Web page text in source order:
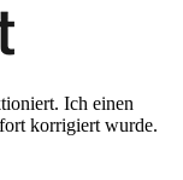
Ich einen
korrigiert wurde.